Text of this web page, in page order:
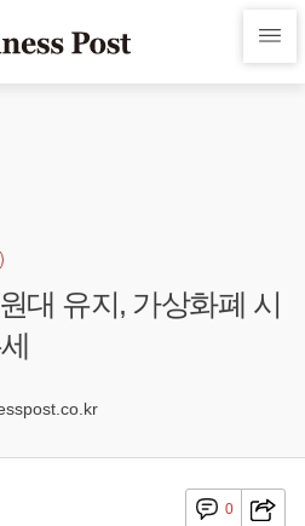
대 유지, 가상화폐 시
0